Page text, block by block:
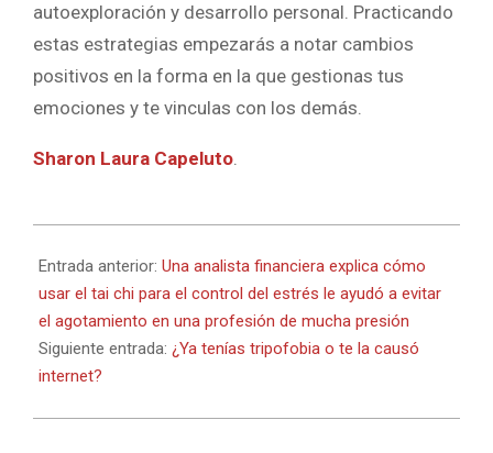
autoexploración y desarrollo personal. Practicando
estas estrategias empezarás a notar cambios
positivos en la forma en la que gestionas tus
emociones y te vinculas con los demás.
Sharon Laura Capeluto.
07-
06
Entrada anterior: Una analista financiera explica cómo
usar el tai chi para el control del estrés le ayudó a evitar
el agotamiento en una profesión de mucha presión
Siguiente entrada: ¿Ya tenías tripofobia o te la causó
internet?